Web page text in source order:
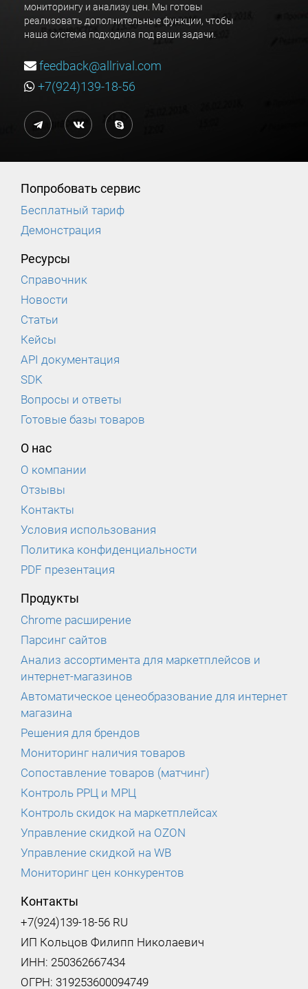
мониторингу и анализу цен. Мы готовы
реализовать дополнительные функции, чтобы
наша система подходила под ваши задачи.
feedback@allrival.com
+7(924)139-18-56
Попробовать сервис
Бесплатный тариф
Демонстрация
Ресурсы
Справочник
Новости
Статьи
Кейсы
API документация
SDK
Вопросы и ответы
Готовые базы товаров
О нас
О компании
Отзывы
Контакты
Условия использования
Политика конфиденциальности
PDF презентация
Продукты
Chrome расширение
Парсинг сайтов
Анализ ассортимента для маркетплейсов и
интернет-магазинов
Автоматическое ценеобразование для интернет
магазина
Решения для брендов
Мониторинг наличия товаров
Сопоставление товаров (матчинг)
Контроль РРЦ и МРЦ
Контроль скидок на маркетплейсах
Управление скидкой на OZON
Управление скидкой на WB
Мониторинг цен конкурентов
Контакты
+7(924)139-18-56 RU
ИП Кольцов Филипп Николаевич
ИНН: 250362667434
ОГРН: 319253600094749